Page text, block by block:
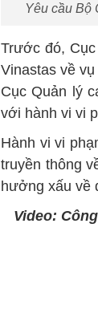
Yêu cầu Bộ
Trước đó,
Vinastas về
Cục Quản lý
với hành vi vi
Hành vi vi
truyền thông
hưởng xấu về
Video: